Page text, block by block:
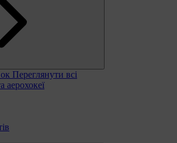
Переглянути всі
аерохокеї